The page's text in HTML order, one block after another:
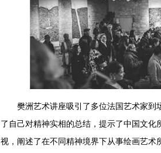
樊洲艺术讲座吸引了多位法国艺术家到
了自己对精神实相的总结，提示了中国文
视，阐述了在不同精神境界下从事绘画艺